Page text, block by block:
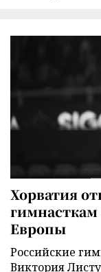
Хорватия
гимнасткам
Европы
Российские
Виктория